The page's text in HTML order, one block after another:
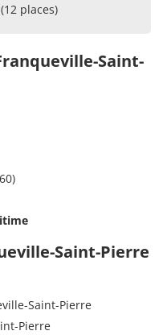
places)
Saint-
Saint-Pierre
Saint-Pierre
Pierre